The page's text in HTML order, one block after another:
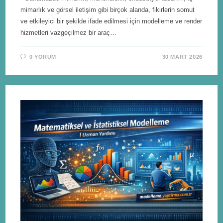
mimarlık ve görsel iletişim gibi birçok alanda, fikirlerin somut
ve etkileyici bir şekilde ifade edilmesi için modelleme ve render
hizmetleri vazgeçilmez bir araç…
0 YORUM 30 MART 2026